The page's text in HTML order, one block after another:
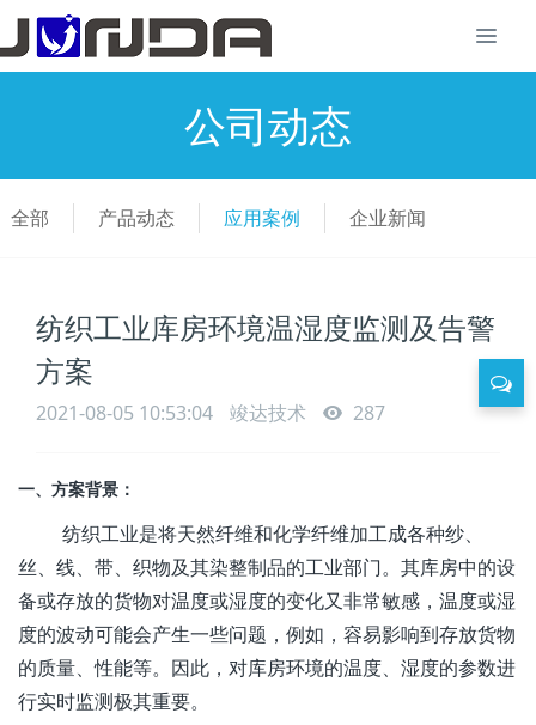
公司动态
全部 产品动态 应用案例 企业新闻
纺织工业库房环境温湿度监测及告警
方案
2021-08-05 10:53:04 竣达技术 287
一、方案背景：
纺织工业是将天然纤维和化学纤维加工成各种纱、
丝、线、带、织物及其染整制品的工业部门。其库房中的设
备或存放的货物对温度或湿度的变化又非常敏感，温度或湿
度的波动可能会产生一些问题，例如，容易影响到存放货物
的质量、性能等。因此，对库房环境的温度、湿度的参数进
行实时监测极其重要。